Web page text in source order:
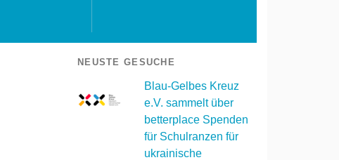
NEUSTE GESUCHE
Blau-Gelbes Kreuz
e.V. sammelt über
betterplace Spenden
für Schulranzen für
ukrainische